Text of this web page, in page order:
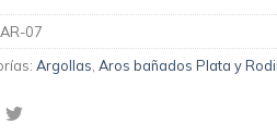
07
Argollas Aros bañados Plata y